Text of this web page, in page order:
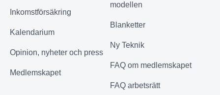
Inkomstförsäkring
Kalendarium
Opinion, nyheter och press
Medlemskapet
modellen
Blanketter
Ny Teknik
FAQ om medlemskapet
FAQ arbetsrätt